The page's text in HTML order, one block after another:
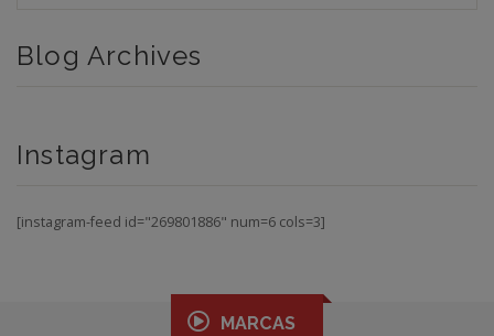
Blog Archives
Instagram
[instagram-feed id="269801886" num=6 cols=3]
MARCAS